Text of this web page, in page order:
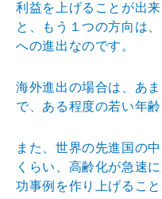
利益を上げることが出
と、もう１つの方向は
への進出なのです。
海外進出の場合は、あ
で、ある程度の若い年
また、世界の先進国の
くらい、高齢化が急速
功事例を作り上げるこ